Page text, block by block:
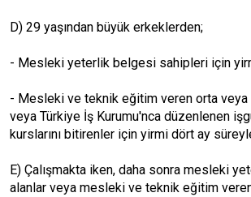
D) 29 yaşından büyük erkeklerden;
- Mesleki yeterlik belgesi sahipleri için
- Mesleki ve teknik eğitim veren orta
veya Türkiye İş Kurumu'nca düzenlenen
kurslarını bitirenler için yirmi dört ay
E) Çalışmakta iken, daha sonra mesleki
alanlar veya mesleki ve teknik eğitim